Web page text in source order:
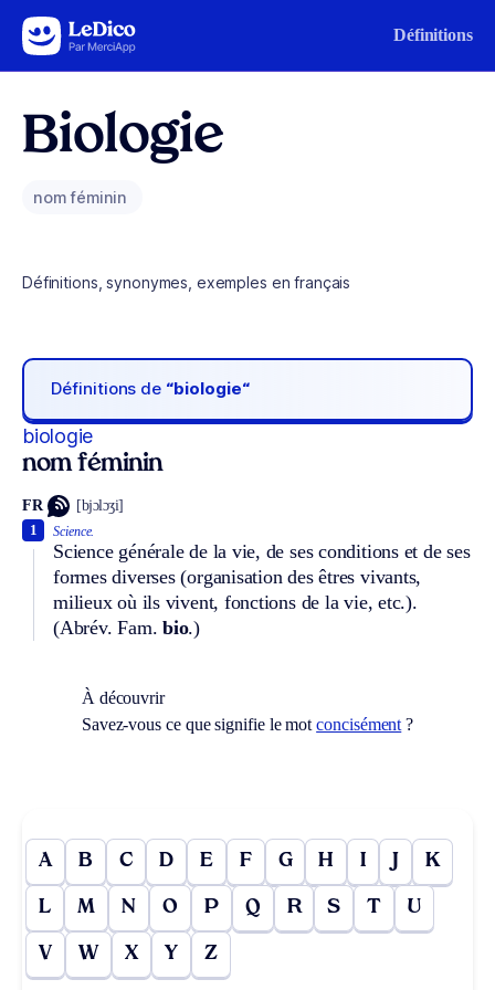
Aller au contenu Définitions
Biologie
nom féminin
Définitions, synonymes, exemples en français
Définitions de “biologie“
biologie
nom féminin
FR [bjɔlɔʒi]
Science.
Science générale de la vie, de ses conditions et de ses
formes diverses (organisation des êtres vivants,
milieux où ils vivent, fonctions de la vie, etc.).
(Abrév. Fam. bio.)
1
À découvrir
Savez-vous ce que signifie le motconcisément ?
A B C D E F G H I J K
L M N O P Q R S T U
V W X Y Z